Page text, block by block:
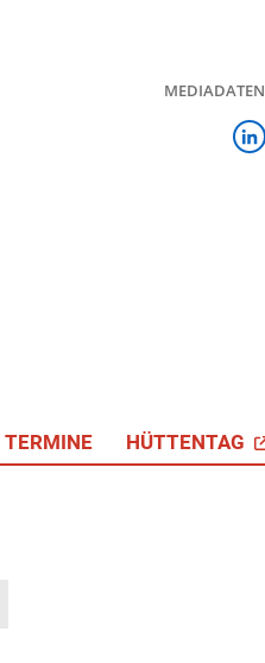
MEDIADATEN
TERMINE HÜTTENTAG